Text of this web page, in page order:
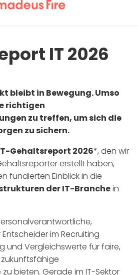
IT2026
bleibt in Bewegung. Umso
richtigen
zu treffen, um sich die
zu sichern.
-Gehaltsreport 2026*, den wir
erstellt haben,
fundierten Einblick in die
derIT-Branchein
im Recruiting
und Vergleichswerte für faire,
bieten. Gerade im IT-Sektor